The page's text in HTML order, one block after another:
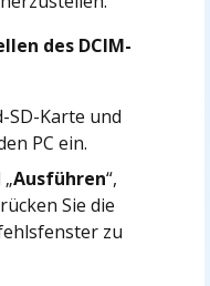
des DCIM-
SD-Karte und
PC ein.
Ausführen“,
Sie die
zu